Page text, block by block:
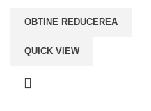
OBTINE REDUCEREA
QUICK VIEW